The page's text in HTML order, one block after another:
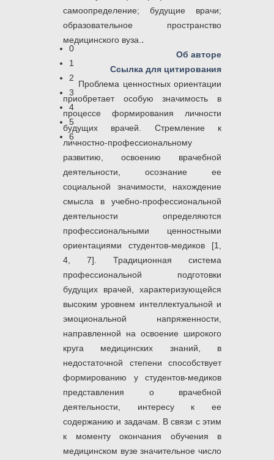
0
1
2
3
4
5
6
самоопределение; будущие врачи;
образовательное пространство
медицинского вуза. .
Об авторе
Ссылка для цитирования
Проблема ценностных ориентации
приобретает особую значимость в
процессе формирования личности
будущих врачей. Стремление к
личностно-профессиональному
развитию, освоению врачебной
деятельности, осознание ее
социальной значимости, нахождение
смысла в учебно-профессиональной
деятельности определяются
профессиональными ценностными
ориентациями студентов-медиков [1,
4, 7]. Традиционная система
профессиональной подготовки
будущих врачей, характеризующейся
высоким уровнем интеллектуальной и
эмоциональной напряженности,
направленной на освоение широкого
круга медицинских знаний, в
недостаточной степени способствует
формированию у студентов-медиков
представления о врачебной
деятельности, интересу к ее
содержанию и задачам. В связи с этим
к моменту окончания обучения в
медицинском вузе значительное число